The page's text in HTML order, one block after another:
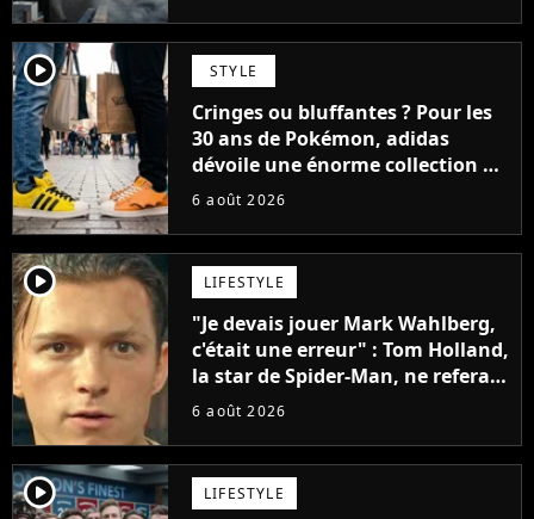
player2 STYLE
Cringes ou bluffantes ? Pour les
30 ans de Pokémon, adidas
dévoile une énorme collection de
sneakers et je ne sais pas quoi en
6 août 2026
player2 LIFESTYLE
"Je devais jouer Mark Wahlberg,
c'était une erreur" : Tom Holland,
la star de Spider-Man, ne referait
pas ce blockbuster
6 août 2026
player2 LIFESTYLE